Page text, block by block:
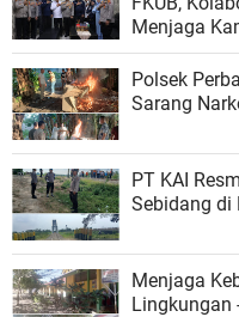
Menjaga
Polsek
Sarang
PT KAI
Sebidang di
Menjaga
Lingkungan